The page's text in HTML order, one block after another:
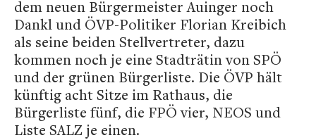
dem neuen Bürgermeister Auinger noch
Dankl und ÖVP-Politiker Florian Kreibich
als seine beiden Stellvertreter, dazu
kommen noch je eine Stadträtin von SPÖ
und der grünen Bürgerliste. Die ÖVP hält
künftig acht Sitze im Rathaus, die
Bürgerliste fünf, die FPÖ vier, NEOS und
Liste SALZ je einen.